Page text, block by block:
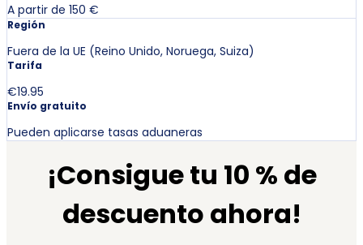
A partir de 150 €
Región
Fuera de la UE (Reino Unido, Noruega, Suiza)
Tarifa
€19.95
Envío gratuito
Pueden aplicarse tasas aduaneras
¡Consigue tu 10 % de
descuento ahora!